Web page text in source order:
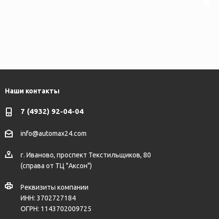
Наши контакты
7 (4932) 92-04-04
info@automax24.com
г. Иваново, проспект Текстильщиков, 80
(справа от ТЦ "Аксон")
Реквизиты компании
ИНН: 3702727184
ОГРН: 1143702009725